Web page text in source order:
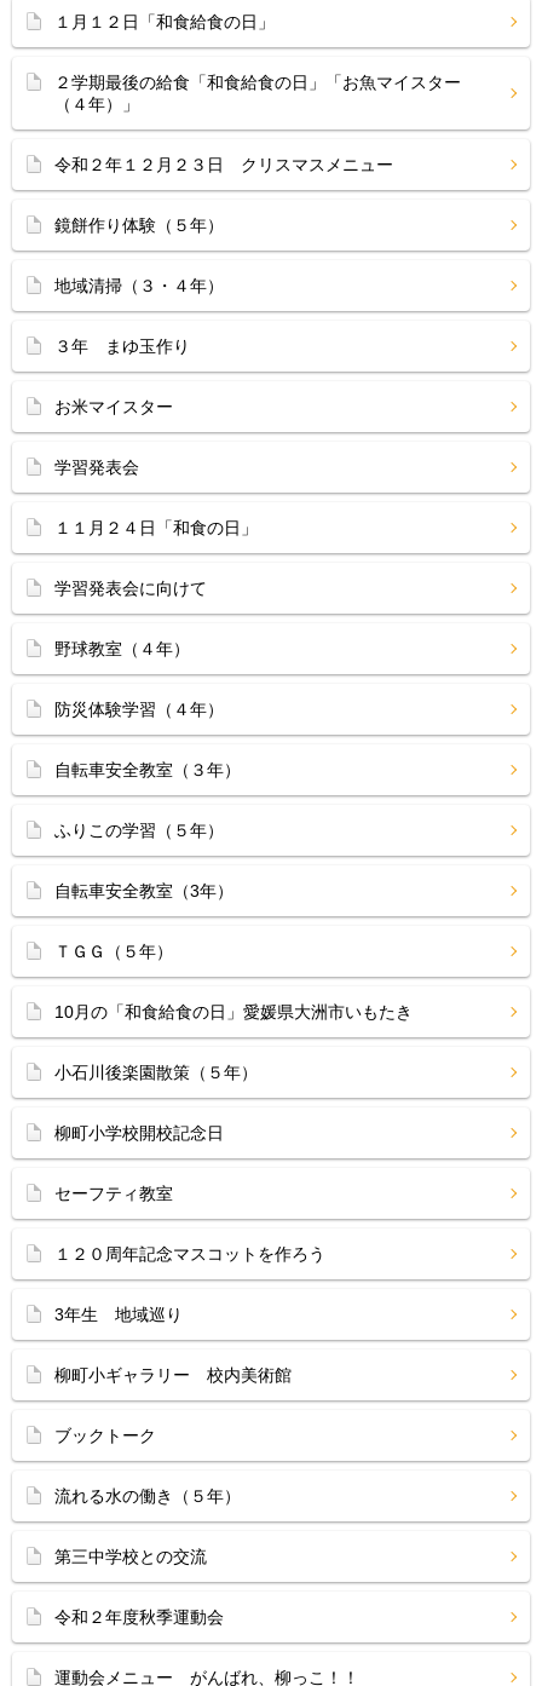
１月１２日「和食給食の日」
２学期最後の給食「和食給食の日」「お魚マイスター
（４年）」
令和２年１２月２３日 クリスマスメニュー
鏡餅作り体験（５年）
地域清掃（３・４年）
３年 まゆ玉作り
お米マイスター
学習発表会
１１月２４日「和食の日」
学習発表会に向けて
野球教室（４年）
防災体験学習（４年）
自転車安全教室（３年）
ふりこの学習（５年）
自転車安全教室（3年）
ＴＧＧ（５年）
10月の「和食給食の日」愛媛県大洲市いもたき
小石川後楽園散策（５年）
柳町小学校開校記念日
セーフティ教室
１２０周年記念マスコットを作ろう
3年生 地域巡り
柳町小ギャラリー 校内美術館
ブックトーク
流れる水の働き（５年）
第三中学校との交流
令和２年度秋季運動会
運動会メニュー がんばれ、柳っこ！！